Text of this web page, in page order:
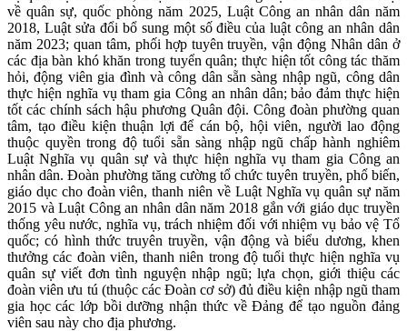
về quân sự, quốc phòng năm 2025, Luật Công an nhân dân năm
2018, Luật sửa đổi bổ sung một số điều của luật công an nhân dân
năm 2023; quan tâm, phối hợp tuyên truyền, vận động Nhân dân ở
các địa bàn khó khăn trong tuyển quân; thực hiện tốt công tác thăm
hỏi, động viên gia đình và công dân sẵn sàng nhập ngũ, công dân
thực hiện nghĩa vụ tham gia Công an nhân dân; bảo đảm thực hiện
tốt các chính sách hậu phương Quân đội. Công đoàn phường quan
tâm, tạo điều kiện thuận lợi để cán bộ, hội viên, người lao động
thuộc quyền trong độ tuổi sẵn sàng nhập ngũ chấp hành nghiêm
Luật Nghĩa vụ quân sự và thực hiện nghĩa vụ tham gia Công an
nhân dân. Đoàn phường tăng cường tổ chức tuyên truyền, phổ biến,
giáo dục cho đoàn viên, thanh niên về Luật Nghĩa vụ quân sự năm
2015 và Luật Công an nhân dân năm 2018 gắn với giáo dục truyền
thống yêu nước, nghĩa vụ, trách nhiệm đối với nhiệm vụ bảo vệ Tổ
quốc; có hình thức truyên truyền, vận động và biểu dương, khen
thưởng các đoàn viên, thanh niên trong độ tuổi thực hiện nghĩa vụ
quân sự viết đơn tình nguyện nhập ngũ; lựa chọn, giới thiệu các
đoàn viên ưu tú (thuộc các Đoàn cơ sở) đủ điều kiện nhập ngũ tham
gia học các lớp bồi dưỡng nhận thức về Đảng để tạo nguồn đảng
viên sau này cho địa phương.